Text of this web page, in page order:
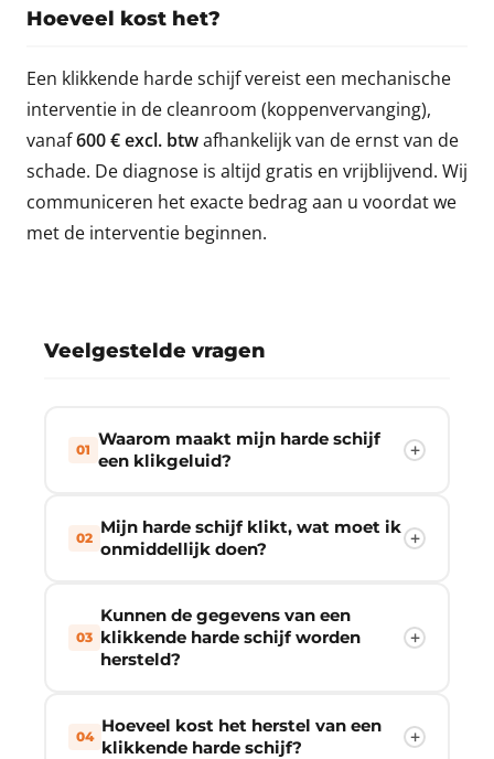
Hoeveel kost het?
Een klikkende harde schijf vereist een mechanische
interventie in de cleanroom (koppenvervanging),
vanaf600 € excl. btwafhankelijk van de ernst van de
schade. De diagnose is altijd gratis en vrijblijvend. Wij
communiceren het exacte bedrag aan u voordat we
met de interventie beginnen.
Veelgestelde vragen
01
Waarom maakt mijn harde schijf
een klikgeluid?
02
Mijn harde schijf klikt, wat moet ik
onmiddellijk doen?
03
Kunnen de gegevens van een
klikkende harde schijf worden
hersteld?
04
Hoeveel kost het herstel van een
klikkende harde schijf?